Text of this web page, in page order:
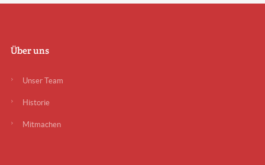
Über uns
Unser Team
Historie
Mitmachen